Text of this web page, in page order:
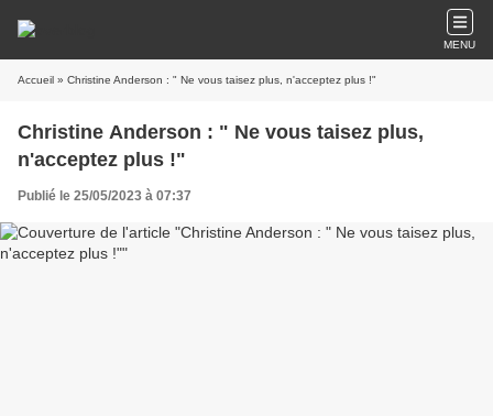
MENU
Accueil » Christine Anderson : " Ne vous taisez plus, n'acceptez plus !"
Christine Anderson : " Ne vous taisez plus,
n'acceptez plus !"
Publié le 25/05/2023 à 07:37